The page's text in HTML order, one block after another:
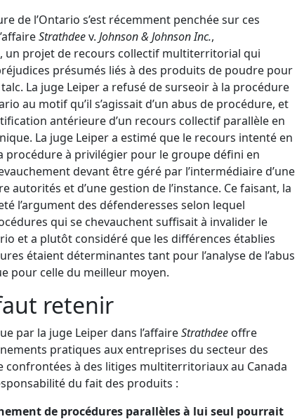
de l’Ontario s’est récemment penchée sur ces
Strathdeev. Johnson & Johnson Inc.,
un projet de recours collectif multiterritorial qui
présumés liés à des produits de poudre pour
La juge Leiper a refusé de surseoir à la procédure
au motif qu’il s’agissait d’un abus de procédure, et
antérieure d’un recours collectif parallèle en
La juge Leiper a estimé que le recours intenté en
procédure à privilégier pour le groupe défini en
devant être géré par l’intermédiaire d’une
autorités et d’une gestion de l’instance. Ce faisant, la
l’argument des défenderesses selon lequel
qui se chevauchent suffisait à invalider le
et a plutôt considéré que les différences établies
étaient déterminantes tant pour l’analyse de l’abus
pour celle du meilleur moyen.
retenir
par la juge Leiper dans l’affaireStrathdee offre
pratiques aux entreprises du secteur des
confrontées à des litiges multiterritoriaux au Canada
du fait des produits :
de procédures parallèles à lui seul pourrait